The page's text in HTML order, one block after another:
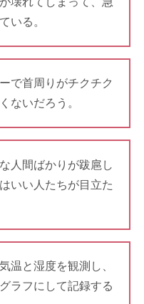
いる。
で首周りがチクチク
ないだろう。
人間ばかりが跋扈し
いい人たちが目立た
温と湿度を観測し、
ラフにして記録する